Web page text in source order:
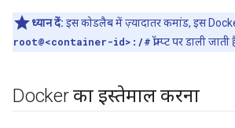
ध्यान दें: इस कोडलैब में ज़्यादातर कमांड, इस
root@<container-id>:/#प्रॉम्प्ट पर डाली जाती
Docker का इस्तेमाल करना